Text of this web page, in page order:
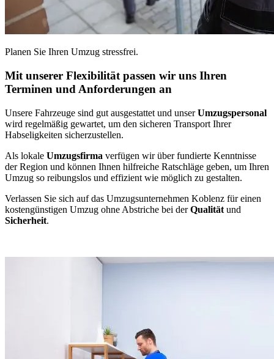
Planen Sie Ihren Umzug stressfrei.
Mit unserer Flexibilität passen wir uns Ihren
Terminen und Anforderungen an
Unsere Fahrzeuge sind gut ausgestattet und unserUmzugspersonal
wird regelmäßig gewartet, um den sicheren Transport Ihrer
Habseligkeiten sicherzustellen.
Als lokale Umzugsfirma verfügen wir über fundierte Kenntnisse
der Region und können Ihnen hilfreiche Ratschläge geben, um Ihren
Umzug so reibungslos und effizient wie möglich zu gestalten.
Verlassen Sie sich auf das Umzugsunternehmen Koblenz für einen
kostengünstigen Umzug ohne Abstriche bei derQualität und
Sicherheit.